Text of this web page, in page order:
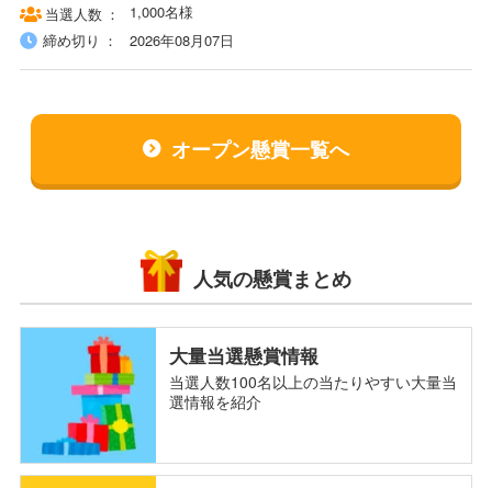
当選人数
1,000名様
締め切り
2026年08月07日
オープン懸賞一覧へ
人気の懸賞まとめ
大量当選懸賞情報
当選人数100名以上の当たりやすい大量当
選情報を紹介